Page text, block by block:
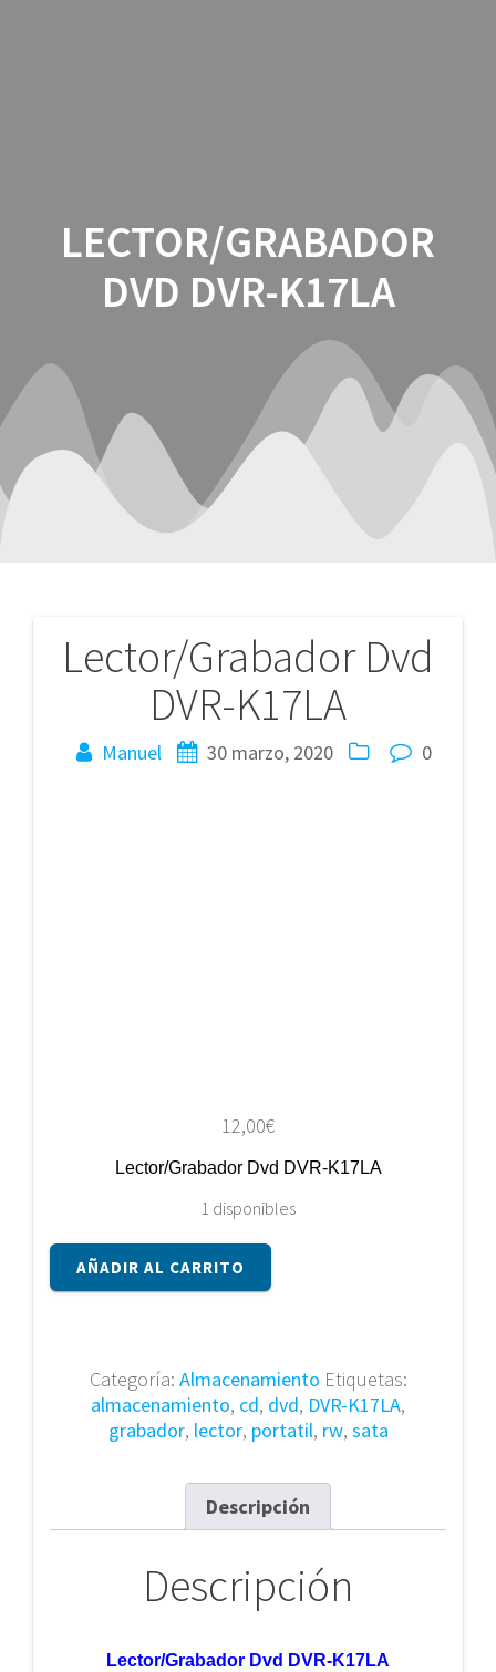
LECTOR/GRABADOR
DVD DVR-K17LA
Lector/Grabador Dvd
DVR-K17LA
Manuel 30 marzo, 2020 0
12,00€
Lector/Grabador Dvd DVR-K17LA
1 disponibles
Lector/Grabador
Dvd
AÑADIR AL CARRITO
Categoría: Almacenamiento Etiquetas:
almacenamiento, cd, dvd, DVR-K17LA,
grabador, lector, portatil, rw, sata
Descripción
Descripción
Lector/Grabador Dvd DVR-K17LA
Navegación
entradas